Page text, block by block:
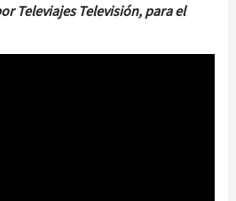
Televiajes Televisión, para el